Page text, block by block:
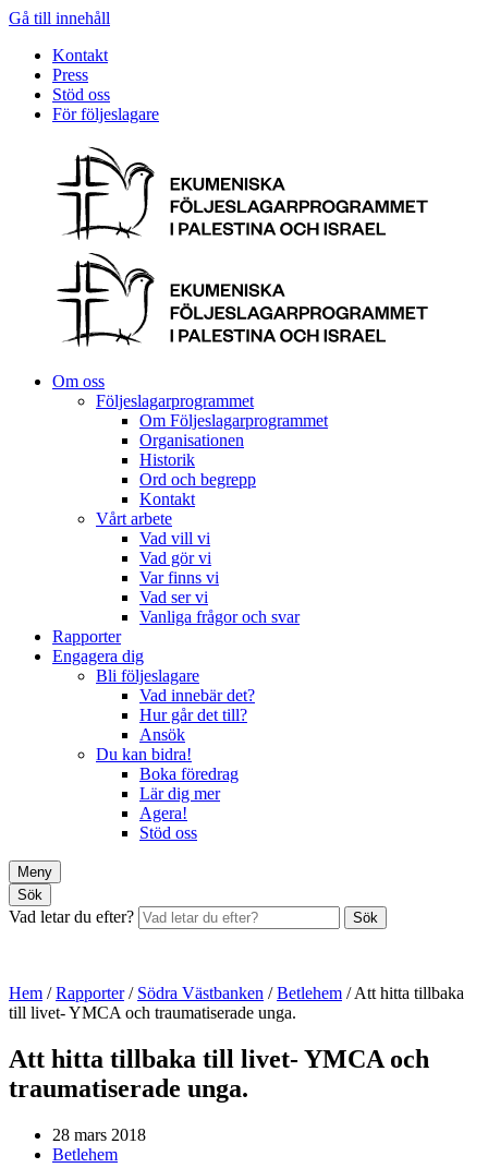
Gå till innehåll
Kontakt
Press
Stöd oss
För följeslagare
Om oss
Följeslagarprogrammet
Om Följeslagarprogrammet
Organisationen
Historik
Ord och begrepp
Kontakt
Vårt arbete
Vad vill vi
Vad gör vi
Var finns vi
Vad ser vi
Vanliga frågor och svar
Rapporter
Engagera dig
Bli följeslagare
Vad innebär det?
Hur går det till?
Ansök
Du kan bidra!
Boka föredrag
Lär dig mer
Agera!
Stöd oss
Meny
Sök
Vad letar du efter? Sök
Hem /Rapporter/ Södra Västbanken /Betlehem /Att hitta tillbaka
till livet- YMCA och traumatiserade unga.
Att hitta tillbaka till livet- YMCA och
traumatiserade unga.
28 mars 2018
Betlehem